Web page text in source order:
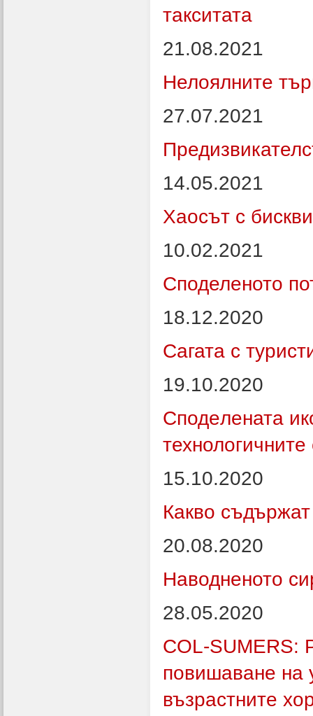
такситата
21.08.2021
Нелоялните
27.07.2021
14.05.2021
Хаосът с
10.02.2021
Споделеното
18.12.2020
Сагата с
19.10.2020
Сподeлената
технологичните
15.10.2020
Какво
20.08.2020
Наводненото
28.05.2020
COL-SUMERS:
повишаване на
възрастните